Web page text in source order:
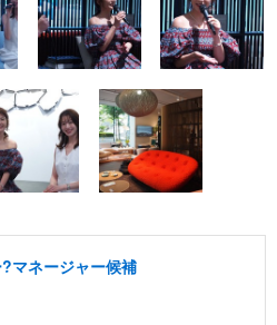
マネージャー候補